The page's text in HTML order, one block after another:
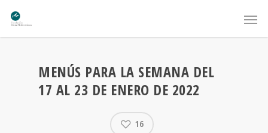
MENÚS PARA LA SEMANA DEL
17 AL 23 DE ENERO DE 2022
16